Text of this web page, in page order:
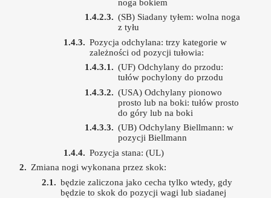
noga bokiem
(SB) Siadany tyłem: wolna noga
z tyłu
Pozycja odchylana: trzy kategorie w
zależności od pozycji tułowia:
(UF) Odchylany do przodu:
tułów pochylony do przodu
(USA) Odchylany pionowo
prosto lub na boki: tułów prosto
do góry lub na boki
(UB) Odchylany Biellmann: w
pozycji Biellmann
Pozycja stana: (UL)
Zmiana nogi wykonana przez skok:
będzie zaliczona jako cecha tylko wtedy, gdy
będzie to skok do pozycji wagi lub siadanej